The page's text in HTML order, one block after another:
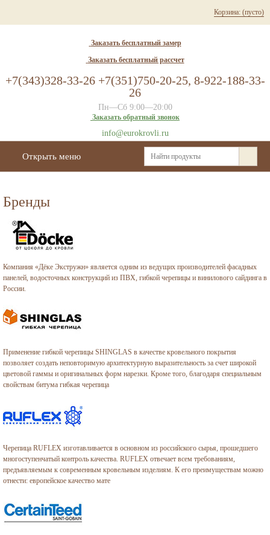
Корзина: (пусто)
Заказать бесплатный замер
Заказать бесплатный рассчет
+7(343)328-33-26 +7(351)750-20-25, 8-922-188-33-
26
Пн—Сб 9:00—20:00
Заказать обратный звонок
info@eurokrovli.ru
Открыть меню
Бренды
Компания «Дёке Экстружн» является одним из ведущих производителей фасадных
панелей, водосточных конструкций из ПВХ, гибкой черепицы и винилового сайдинга в
России.
Применение гибкой черепицы SHINGLAS в качестве кровельного покрытия
позволяет создать неповторимую архитектурную выразительность за счет широкой
цветовой гаммы и оригинальных форм нарезки. Кроме того, благодаря специальным
свойствам битума гибкая черепица
Черепица RUFLEX изготавливается в основном из российского сырья, прошедшего
многоступенчатый контроль качества. RUFLEX отвечает всем требованиям,
предъявляемым к современным кровельным изделиям. К его преимуществам можно
отнести: европейское качество мате